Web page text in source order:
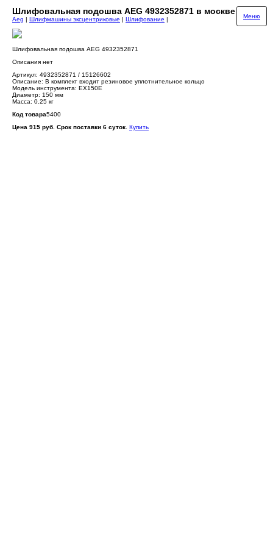
Шлифовальная подошва AEG 4932352871 в москве
Меню
Aeg | Шлифмашины эксцентриковые | Шлифование |
Шлифовальная подошва AEG 4932352871
Описания нет
Артикул: 4932352871 / 15126602
Описание: В комплект входит резиновое уплотнительное кольцо
Модель инструмента: EX150E
Диаметр: 150 мм
Масса: 0.25 кг
Код товара5400
Цена 915 руб. Срок поставки 6 суток. Купить